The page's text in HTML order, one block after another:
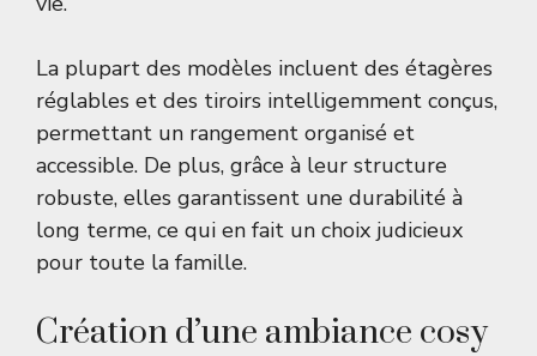
La plupart des modèles incluent des étagères
réglables et des tiroirs intelligemment conçus,
permettant un rangement organisé et
accessible. De plus, grâce à leur structure
robuste, elles garantissent une durabilité à
long terme, ce qui en fait un choix judicieux
pour toute la famille.
Création d’une ambiance cosy